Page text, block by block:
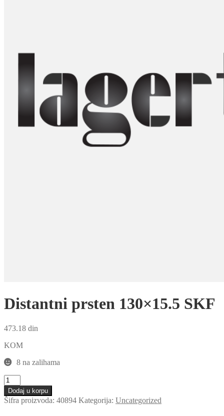
Distantni prsten 130×15.5 SKF
473.18 din
KOM
8 na zalihama
Distantni
prsten
130x15.5
SKF
Dodaj u korpu
Šifra proizvoda: 40894 Kategorija: Uncategorized